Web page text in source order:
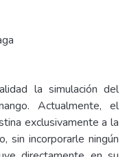
la simulación del
Actualmente, el
exclusivamente a la
sin incorporarle ningún